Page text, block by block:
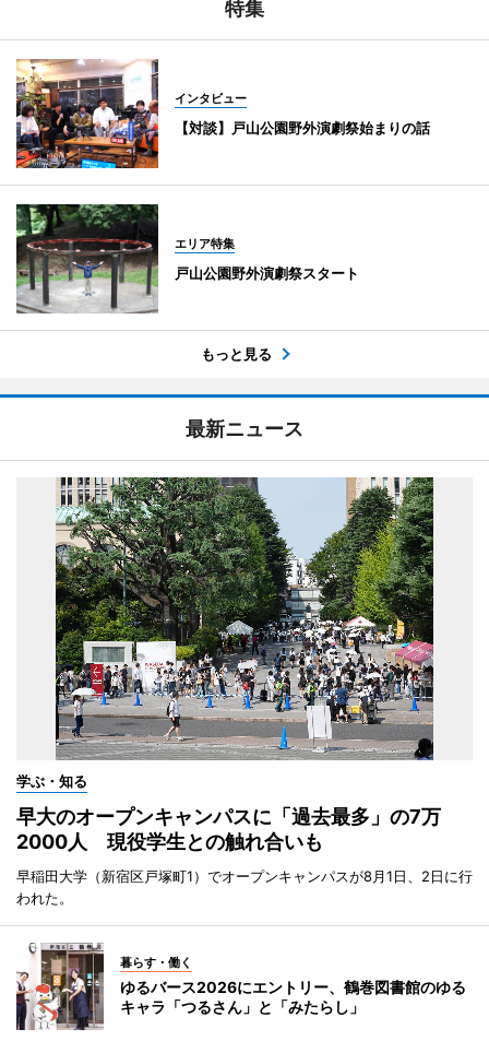
特集
インタビュー
【対談】戸山公園野外演劇祭始まりの話
エリア特集
戸山公園野外演劇祭スタート
もっと見る
最新ニュース
学ぶ・知る
早大のオープンキャンパスに「過去最多」の7万
2000人 現役学生との触れ合いも
早稲田大学（新宿区戸塚町1）でオープンキャンパスが8月1日、2日に行
われた。
暮らす・働く
ゆるバース2026にエントリー、鶴巻図書館のゆる
キャラ「つるさん」と「みたらし」